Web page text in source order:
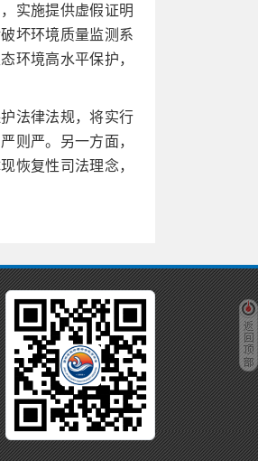
实施提供虚假证明
坏环境质量监测系
环境高水平保护，
法律法规，将实行
则严。另一方面，
恢复性司法理念，